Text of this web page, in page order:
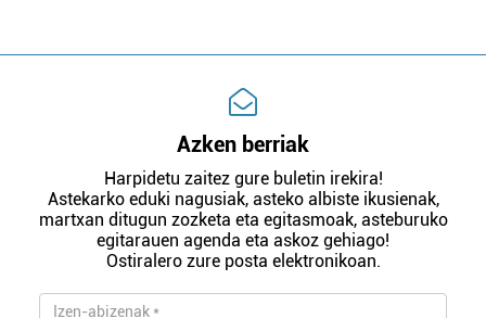
Azken berriak
Harpidetu zaitez gure buletin irekira!
Astekarko eduki nagusiak, asteko albiste ikusienak,
martxan ditugun zozketa eta egitasmoak, asteburuko
egitarauen agenda eta askoz gehiago!
Ostiralero zure posta elektronikoan.